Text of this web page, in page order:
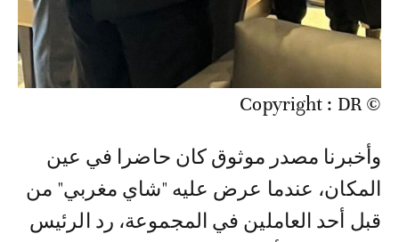
© Copyright : DR
وأخبرنا مصدر موثوق كان حاضرا في عين
المكان، عندما عرض عليه "شاي مغربي" من
قبل أحد العاملين في المجموعة، رد الرئيس